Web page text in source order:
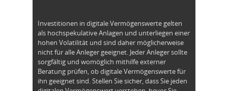
Investitionen in digitale Vermögenswerte gelten
als hochspekulative Anlagen und unterliegen einer
hohen Volatilität und sind daher möglicherweise
nicht für alle Anleger geeignet. Jeder Anleger sollte
sorgfältig und womöglich mithilfe externer
Beratung prüfen, ob digitale Vermögenswerte für
ihn geeignet sind. Stellen Sie sicher, dass Sie jeden